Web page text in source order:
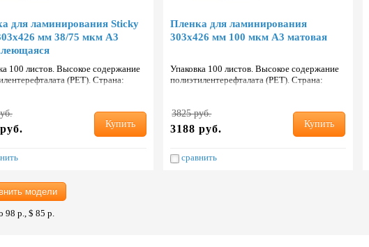
для ламинирования Sticky
мм 38/75 мкм А3
100 листов. Высокое содержание
(PET). Страна:
Купить
Пленка для ламинирования
303х426 мм 100 мкм А3 матовая
Упаковка 100 листов. Высокое содержание
полиэтилентерефталата (PET). Страна:
3825 руб.
3188 руб. Купить
сравнить
модели
98 р., $ 85 р.